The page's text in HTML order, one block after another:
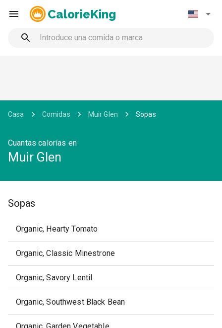
CalorieKing
Casa Comidas Muir Glen Sopas
Cuantas calorías en
Muir Glen
Sopas
Organic, Hearty Tomato
Organic, Classic Minestrone
Organic, Savory Lentil
Organic, Southwest Black Bean